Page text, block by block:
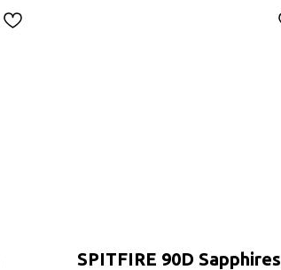
SPITFIRE 90D Sapphires